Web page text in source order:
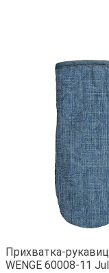
Прихватка-
WENGE 60008-11